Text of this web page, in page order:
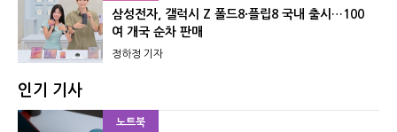
삼성전자, 갤럭시 Z 폴드8·플립8 국내 출시…100
여 개국 순차 판매
정하정 기자
인기 기사
노트북